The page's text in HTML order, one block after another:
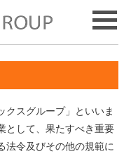
クスグループ」といいま
として、果たすべき重要
法令及びその他の規範に